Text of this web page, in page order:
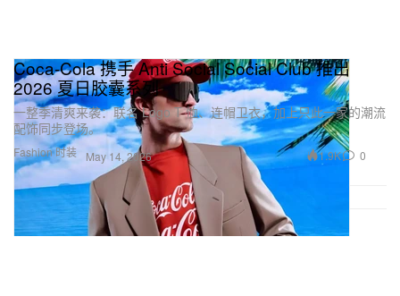
Fashion 时装
Coca‑Cola 携手 Anti Social Social Club 推出
2026 夏日胶囊系列
一整季清爽来袭：联名 Logo T 恤、连帽卫衣，加上只此一家的潮流
配饰同步登场。
May 14, 2026 1.9K 0